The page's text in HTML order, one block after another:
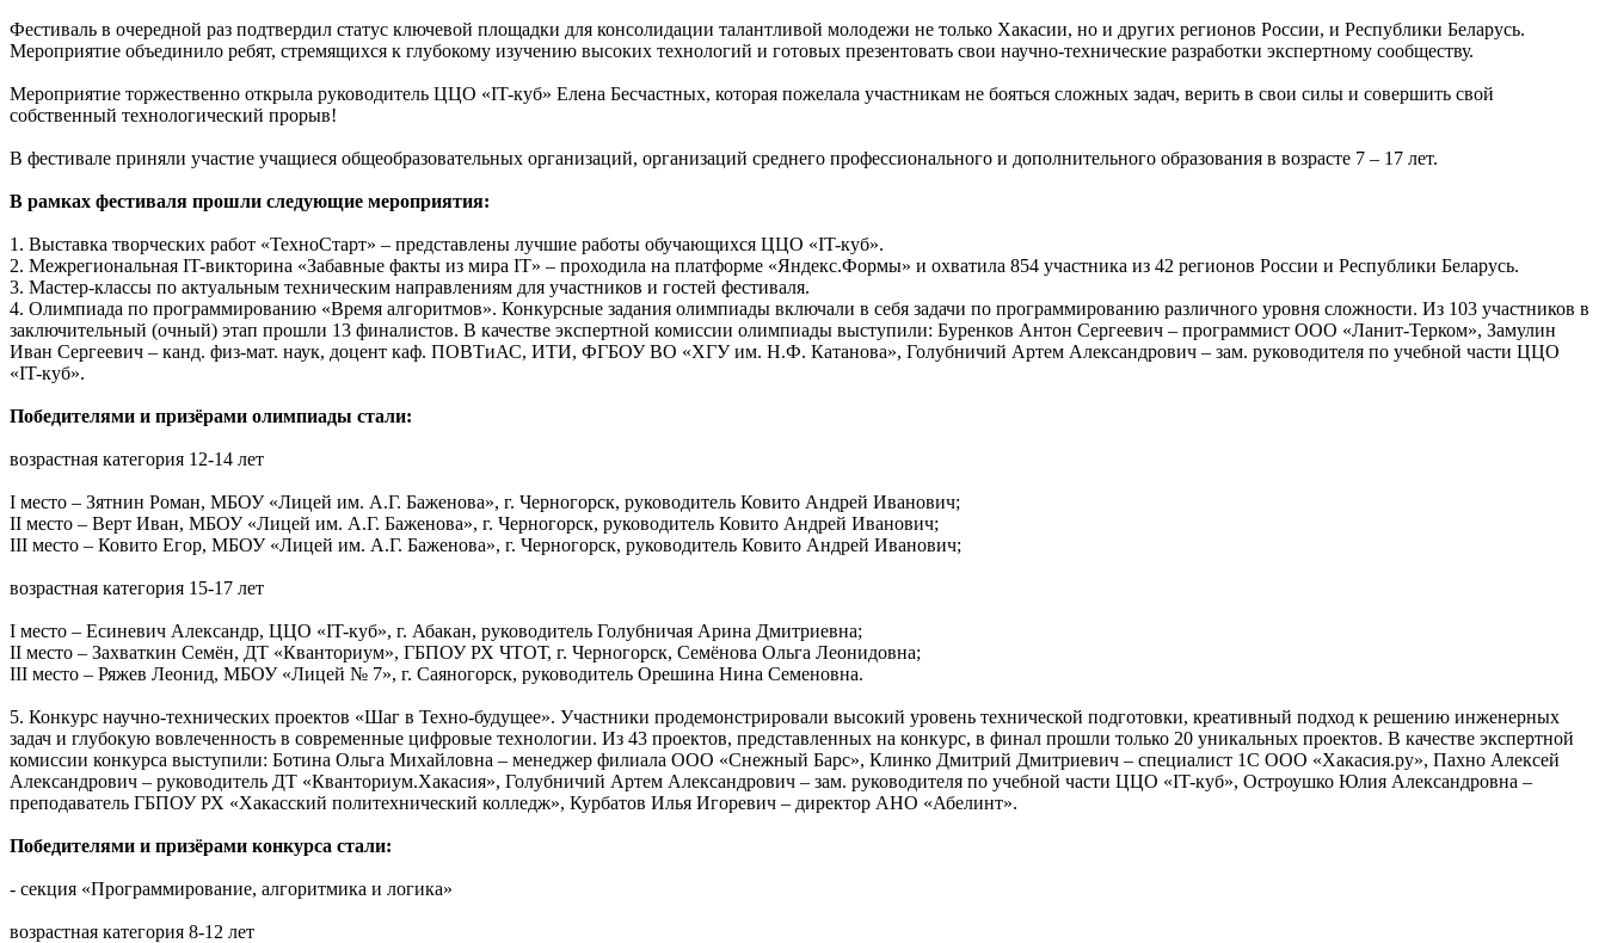
Фестиваль в очередной раз подтвердил статус ключевой площадки для консолидации талантливой молодежи не только Хакасии, но и других регионов России, и Республики Беларусь.
Мероприятие объединило ребят, стремящихся к глубокому изучению высоких технологий и готовых презентовать свои научно-технические разработки экспертному сообществу.
Мероприятие торжественно открыла руководитель ЦЦО «IT-куб» Елена Бесчастных, которая пожелала участникам не бояться сложных задач, верить в свои силы и совершить свой
собственный технологический прорыв!
В фестивале приняли участие учащиеся общеобразовательных организаций, организаций среднего профессионального и дополнительного образования в возрасте 7 – 17 лет.
В рамках фестиваля прошли следующие мероприятия:
1. Выставка творческих работ «ТехноСтарт» – представлены лучшие работы обучающихся ЦЦО «IT-куб».
2. Межрегиональная IT-викторина «Забавные факты из мира IT» – проходила на платформе «Яндекс.Формы» и охватила 854 участника из 42 регионов России и Республики Беларусь.
3. Мастер-классы по актуальным техническим направлениям для участников и гостей фестиваля.
4. Олимпиада по программированию «Время алгоритмов». Конкурсные задания олимпиады включали в себя задачи по программированию различного уровня сложности. Из 103 участников в
заключительный (очный) этап прошли 13 финалистов. В качестве экспертной комиссии олимпиады выступили: Буренков Антон Сергеевич – программист ООО «Ланит-Терком», Замулин
Иван Сергеевич – канд. физ-мат. наук, доцент каф. ПОВТиАС, ИТИ, ФГБОУ ВО «ХГУ им. Н.Ф. Катанова», Голубничий Артем Александрович – зам. руководителя по учебной части ЦЦО
«IT-куб».
Победителями и призёрами олимпиады стали:
возрастная категория 12-14 лет
I место – Зятнин Роман, МБОУ «Лицей им. А.Г. Баженова», г. Черногорск, руководитель Ковито Андрей Иванович;
II место – Верт Иван, МБОУ «Лицей им. А.Г. Баженова», г. Черногорск, руководитель Ковито Андрей Иванович;
III место – Ковито Егор, МБОУ «Лицей им. А.Г. Баженова», г. Черногорск, руководитель Ковито Андрей Иванович;
возрастная категория 15-17 лет
I место – Есиневич Александр, ЦЦО «IT-куб», г. Абакан, руководитель Голубничая Арина Дмитриевна;
II место – Захваткин Семён, ДТ «Кванториум», ГБПОУ РХ ЧТОТ, г. Черногорск, Семёнова Ольга Леонидовна;
III место – Ряжев Леонид, МБОУ «Лицей № 7», г. Саяногорск, руководитель Орешина Нина Семеновна.
5. Конкурс научно-технических проектов «Шаг в Техно-будущее». Участники продемонстрировали высокий уровень технической подготовки, креативный подход к решению инженерных
задач и глубокую вовлеченность в современные цифровые технологии. Из 43 проектов, представленных на конкурс, в финал прошли только 20 уникальных проектов. В качестве экспертной
комиссии конкурса выступили: Ботина Ольга Михайловна – менеджер филиала ООО «Снежный Барс», Клинко Дмитрий Дмитриевич – специалист 1С ООО «Хакасия.ру», Пахно Алексей
Александрович – руководитель ДТ «Кванториум.Хакасия», Голубничий Артем Александрович – зам. руководителя по учебной части ЦЦО «IT-куб», Остроушко Юлия Александровна –
преподаватель ГБПОУ РХ «Хакасский политехнический колледж», Курбатов Илья Игоревич – директор АНО «Абелинт».
Победителями и призёрами конкурса стали:
- секция «Программирование, алгоритмика и логика»
возрастная категория 8-12 лет